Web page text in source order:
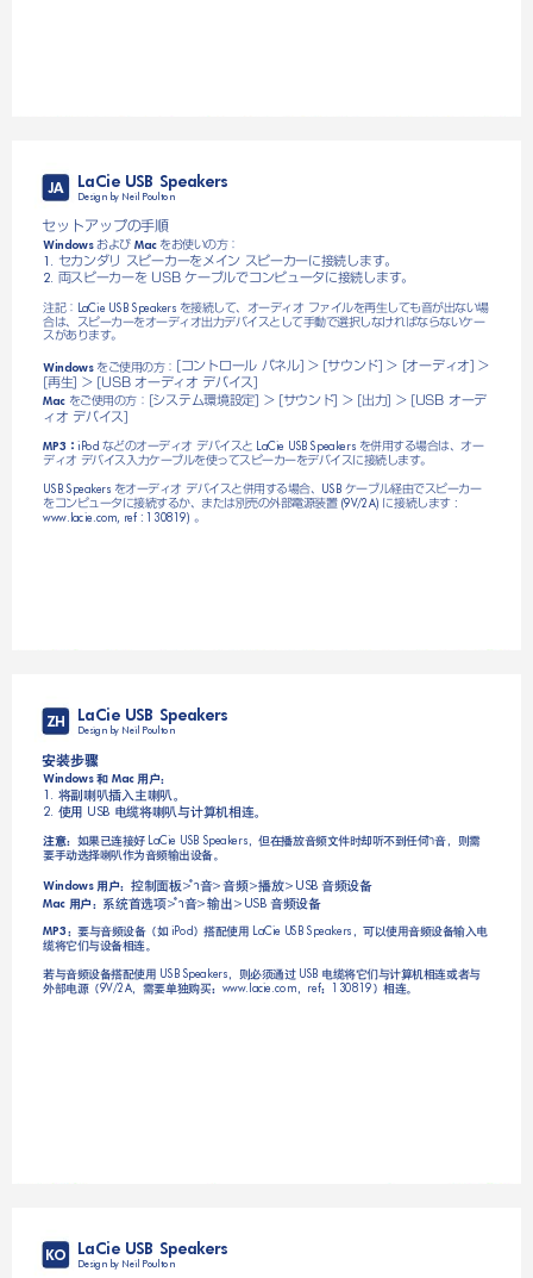
LaCie USB Speakers
JA
Design by Neil Poulton
セットアップの手順
Windows および Mac をお使いの方：
1. セカンダリスピーカーをメインスピーカーに接続します。
2. 両スピーカーをUSBケーブルでコンピュータに接続します。
注記： LaCie USB Speakers を接続して、オーディオファイルを再生しても音が出ない場
合は、スピーカーをオーディオ出力デバイスとして手動で選択しなければならないケー
スがあります。
Windows をご使用の方： [コントロールパネル]>[サウンド]>[オーディオ]>
[再生]>[USBオーディオデバイス]
Mac をご使用の方： [システム環境設定]>[サウンド]>[出力]>[USBオーデ
ィオデバイス]
MP3 ： iPod などのオーディオデバイスと LaCie USB Speakers を併用する場合は、オー
ディオデバイス入力ケーブルを使ってスピーカーをデバイスに接続します。
USB Speakers をオーディオデバイスと併用する場合、 USB ケーブル経由でスピーカー
をコンピュータに接続するか、または別売の外部電源装置 (9V/2A) に接続します:
www.lacie.com, ref : 130819) 。
LaCie USB Speakers
ZH
Design by Neil Poulton
Ҿጎօየ
Windows ࢅ Mac ᆩࢽǖ
1. ޭચӔ֭෇ዷચӔă
2. ๑ᆩ USB ۉમચӔᇑ໙၎૶ă
ጀᅪǖ සࡕᅙ૶থࡻ LaCie USB Speakersǈڍሞխݣᅼೕ࿔้ඐདփڟඪࢆำᅼǈሶႴ
ᄲ๮ۯ჋ስચӔፕྺᅼೕ๼ยԢă
Windows ᆩࢽǖ ዆௬ӱ>ำᅼ>ᅼೕ>խݣ>USB ᅼೕยԢ
Mac ᆩࢽǖ ဣཥ๯჋ၜ>ำᅼ>๼>USB ᅼೕยԢ
MP3 ǖᄲᇑᅼೕยԢǄස iPodǅٲದ๑ᆩ LaCie USB Speakers ǈᅜ๑ᆩᅼೕยԢ๼෇ۉ
મ໲்ᇑยԢ၎૶ă
ැᇑᅼೕยԢٲದ๑ᆩ USB Speakers ǈሶՂႷཚࡗ USB ۉમ໲்ᇑ໙၎૶ኁᇑ
ྔևۉᇸǄ9V/2AǈႴᄲڇ܀ࠔசǖ www.lacie.comǈ refǖ 130819 ǅ၎૶ă
LaCie USB Speakers
KO
Design by Neil Poulton